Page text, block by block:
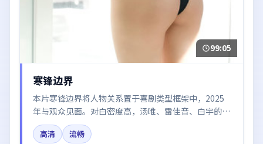
99:05
寒锋边界
本片寒锋边界将人物关系置于喜剧类型框架中，2025
年与观众见面。对白密度高，汤唯、雷佳音、白宇的台
词节奏值得关注；整体气质偏中国大陆都市与冷色调摄
影。
高清
流畅